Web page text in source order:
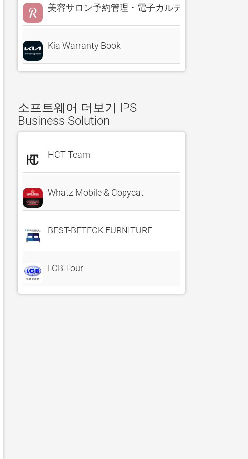
美容サロン予約管理・電子カルテ・売上分析
Kia Warranty Book
소프트웨어 더보기 IPS
Business Solution
HCT Team
Whatz Mobile & Copycat
BEST-BETECK FURNITURE
LCB Tour